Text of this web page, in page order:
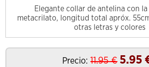
Elegante collar de antelina con
metacrilato, longitud total apróx.
otras letras y colores
Precio: 11.95€ 5.95